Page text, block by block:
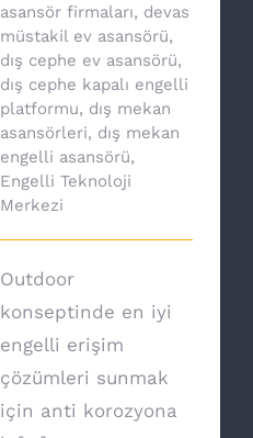
asansör firmaları, devas
müstakil ev asansörü,
dış cephe ev asansörü,
dış cephe kapalı engelli
platformu, dış mekan
asansörleri, dış mekan
engelli asansörü,
Engelli Teknoloji
Merkezi
Outdoor
konseptinde en iyi
engelli erişim
çözümleri sunmak
için anti korozyona